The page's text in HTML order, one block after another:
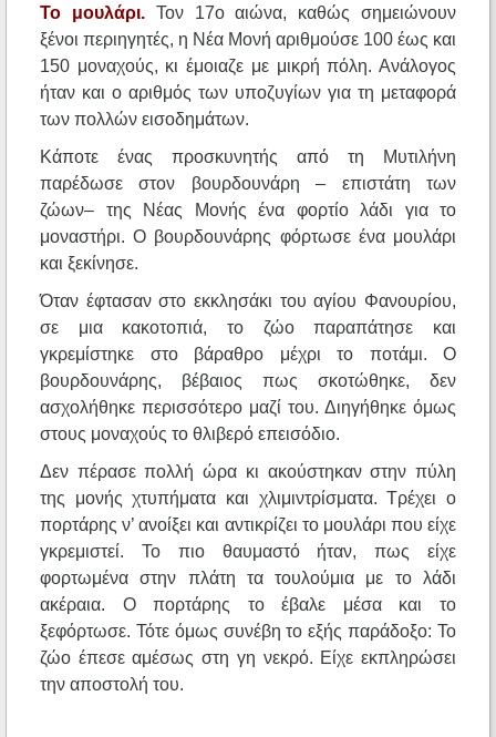
Το μουλάρι.Τον 17ο αιώνα, καθώς σημειώνουν
ξένοι περιηγητές, η Νέα Μονή αριθμούσε 100 έως και
150 μοναχούς, κι έμοιαζε με μικρή πόλη. Ανάλογος
ήταν και ο αριθμός των υποζυγίων για τη μεταφορά
των πολλών εισοδημάτων.
Κάποτε ένας προσκυνητής από τη Μυτιλήνη
παρέδωσε στον βουρδουνάρη – επιστάτη των
ζώων– της Νέας Μονής ένα φορτίο λάδι για το
μοναστήρι. Ο βουρδουνάρης φόρτωσε ένα μουλάρι
και ξεκίνησε.
Όταν έφτασαν στο εκκλησάκι του αγίου Φανουρίου,
σε μια κακοτοπιά, το ζώο παραπάτησε και
γκρεμίστηκε στο βάραθρο μέχρι το ποτάμι. Ο
βουρδουνάρης, βέβαιος πως σκοτώθηκε, δεν
ασχολήθηκε περισσότερο μαζί του. Διηγήθηκε όμως
στους μοναχούς το θλιβερό επεισόδιο.
Δεν πέρασε πολλή ώρα κι ακούστηκαν στην πύλη
της μονής χτυπήματα και χλιμιντρίσματα. Τρέχει ο
πορτάρης ν’ ανοίξει και αντικρίζει το μουλάρι που είχε
γκρεμιστεί. Το πιο θαυμαστό ήταν, πως είχε
φορτωμένα στην πλάτη τα τουλούμια με το λάδι
ακέραια. Ο πορτάρης το έβαλε μέσα και το
ξεφόρτωσε. Τότε όμως συνέβη το εξής παράδοξο: Το
ζώο έπεσε αμέσως στη γη νεκρό. Είχε εκπληρώσει
την αποστολή του.